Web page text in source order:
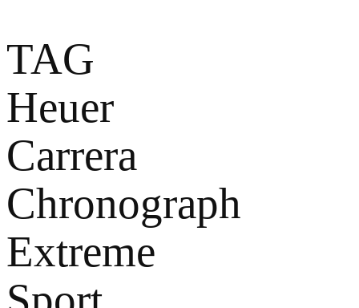
TAG
Heuer
Carrera
Chronograph
Extreme